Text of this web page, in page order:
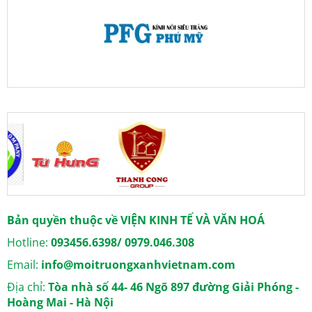
Bản quyền thuộc về VIỆN KINH TẾ VÀ VĂN HOÁ
Hotline: 093456.6398/ 0979.046.308
Email: info@moitruongxanhvietnam.com
Địa chỉ: Tòa nhà số 44- 46 Ngõ 897 đường Giải Phóng -
Hoàng Mai - Hà Nội